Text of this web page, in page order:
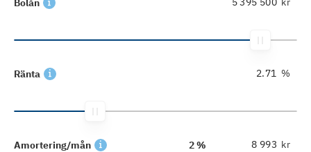
Ränta %
Amortering/mån 2 % kr